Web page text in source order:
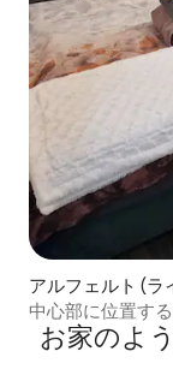
アルフェルト (ラ
中心部に位置す
き
お家のよ